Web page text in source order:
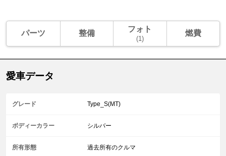
パーツ 整備 フォト
(1)
燃費
愛車データ
グレード Type_S(MT)
ボディーカラー シルバー
所有形態 過去所有のクルマ